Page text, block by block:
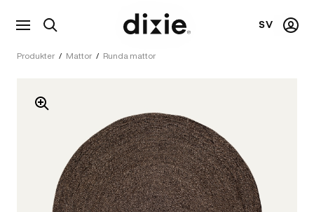
Visa SV
Mitt
Produkter / Mattor / Runda mattor